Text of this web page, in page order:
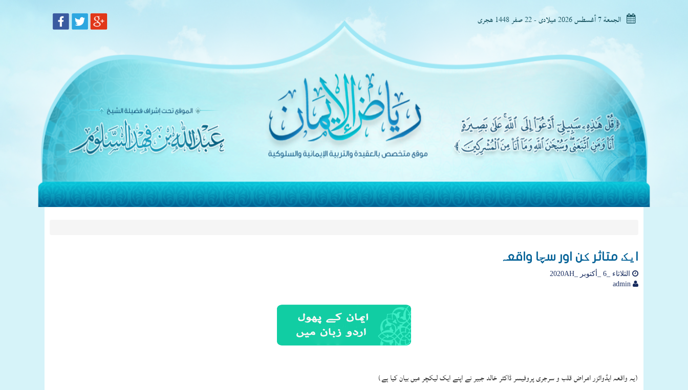
الجمعة 7 أغسطس 2026 ميلادى - 22 صفر 1448 هجرى
ایک متاثر کن اور سچا واقعہ
الثلاثاء _6 _أكتوبر _2020AH
(یہ واقعہ ایڈوائزر امراض قلب و سرجری پروفیسر ڈاکٹر خالد جبیر نے اپنے ایک لیکچر میں بیان کیا ہے)